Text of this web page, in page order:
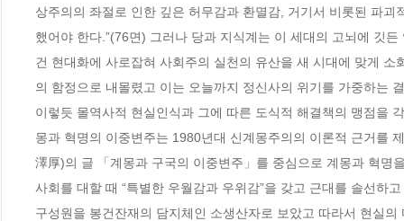
상주의의 좌절로 인한 깊은 허무감과 환멸감, 거기서 비롯된 파
했어야 한다.”(76면) 그러나 당과 지식계는 이 세대의 고뇌에 깃
건 현대화에 사로잡혀 사회주의 실천의 유산을 새 시대에 맞게
의 함정으로 내몰렸고 이는 오늘까지 정신사의 위기를 가중하는
이렇듯 몰역사적 현실인식과 그에 따른 도식적 해결책의 맹점을
몽과 혁명의 이중변주는 1980년대 신계몽주의의 이론적 근거를
澤厚)의 글 「계몽과 구국의 이중변주」를 중심으로 계몽과 혁명
사회를 대할 때 “특별한 우월감과 우위감”을 갖고 근대를 솔선하
구성원을 봉건잔재의 담지체인 소생산자로 보았고 따라서 현실